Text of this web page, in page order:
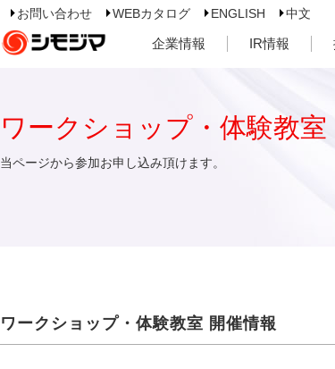
お問い合わせ WEBカタログ ENGLISH 中文
企業情報 IR情報
ワークショップ・体験教室
当ページから参加お申し込み頂けます。
ワークショップ・体験教室 開催情報